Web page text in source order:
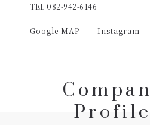
TEL 082-942-6146
Google MAP Instagram
C ompan
Profile